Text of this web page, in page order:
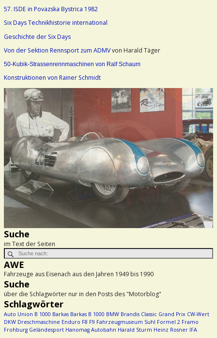
57. ISDE in Povazska Bystrica 1982
Six Days Technikhistorie international
Geschichte der Six Days
Von der Sektion Rennsport zum ADMVvon Harald Täger
50-Kubik-Strassenrennmaschinen von Ralf Schaum
Konstruktionen von Rainer Schmidt
Suche
im Text der Seiten
AWE
Fahrzeuge aus Eisenach aus den Jahren 1949 bis 1990
Suche
über die Schlagwörter nur in den Posts des "Motorblog"
Schlagwörter
Auto Union B 1000 Barkas Barkas B 1000 BMW Brandis Classic Grand Prix CW-Wert
DKW Dreschmaschine Enduro F8 F9 Fahrzeugmuseum Suhl Formel 2 Framo
Frohburg Geländesport Hanomag Autobahn Harald Sturm Heinz Rosner IFA